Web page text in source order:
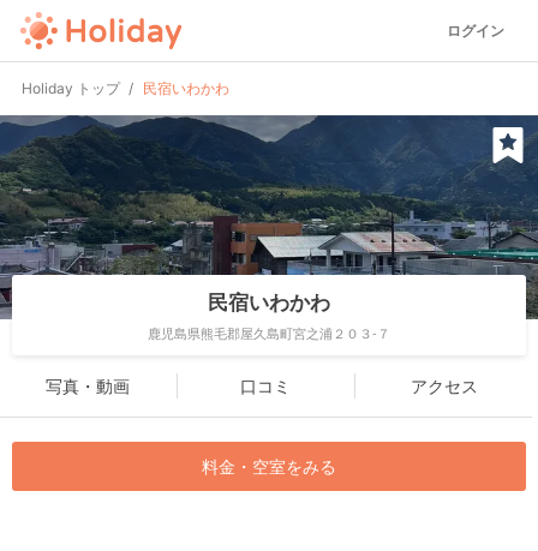
ログイン
Holiday トップ 民宿いわかわ
民宿いわかわ
鹿児島県熊毛郡屋久島町宮之浦２０３-７
写真・動画 口コミ アクセス
料金・空室をみる